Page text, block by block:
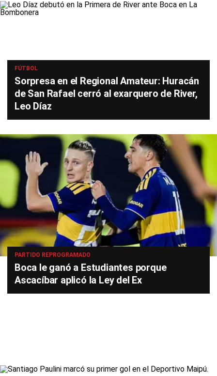
FÚTBOL
Sorpresa en el Regional Amateur: Huracán
de San Rafael cerró al exarquero de River,
Leo Díaz
PARTIDO REPROGRAMADO
Boca le ganó a Estudiantes porque
Ascacíbar aplicó la Ley del Ex